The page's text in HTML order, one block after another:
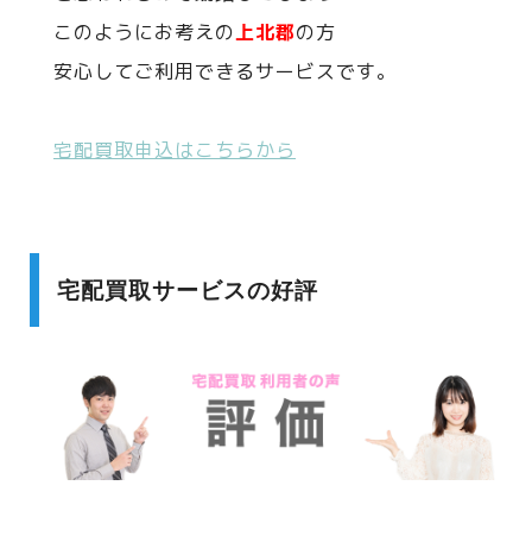
このようにお考えの上北郡の方
安心してご利用できるサービスです。
宅配買取申込はこちらから
宅配買取サービスの好評